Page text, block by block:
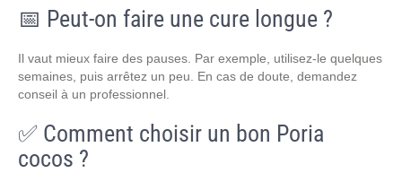
📅 Peut-on faire une cure longue ?
Il vaut mieux faire des pauses. Par exemple, utilisez-le quelques
semaines, puis arrêtez un peu. En cas de doute, demandez
conseil à un professionnel.
✅ Comment choisir un bon Poria
cocos ?